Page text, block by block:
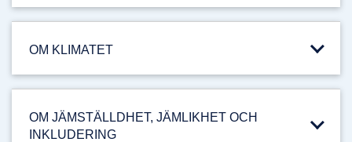
OM KLIMATET
OM JÄMSTÄLLDHET, JÄMLIKHET OCH
INKLUDERING